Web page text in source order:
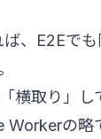
、E2Eで
横取り」し
の略